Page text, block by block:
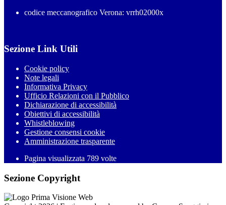
codice meccanografico Verona: vrrh02000x
Sezione Link Utili
Cookie policy
Note legali
Informativa Privacy
Ufficio Relazioni con il Pubblico
Dichiarazione di accessibilità
Obiettivi di accessibilità
Whistleblowing
Gestione consensi cookie
Amministrazione trasparente
Pagina visualizzata 789 volte
Sezione Copyright